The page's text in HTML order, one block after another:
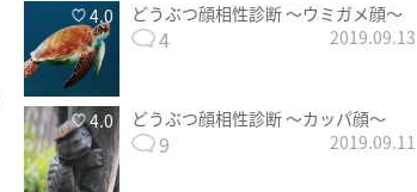
4.0 どうぶつ顔相性診断 〜ウミガメ顔〜
4 2019.09.13
4.0 どうぶつ顔相性診断 〜カッパ顔〜
9 2019.09.11